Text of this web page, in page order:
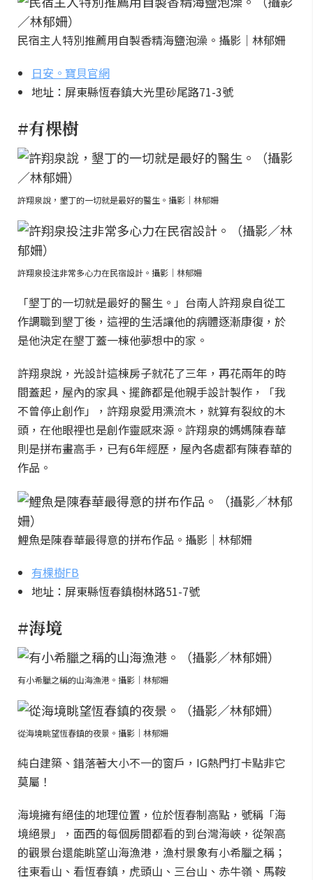
民宿主人特別推薦用自製香精海鹽泡澡。攝影｜林郁姍
日安。寶貝官網
地址：屏東縣恆春鎮大光里砂尾路71-3號
#有棵樹
許翔泉說，墾丁的一切就是最好的醫生。攝影｜林郁姍
許翔泉投注非常多心力在民宿設計。攝影｜林郁姍
「墾丁的一切就是最好的醫生。」台南人許翔泉自從工
作調職到墾丁後，這裡的生活讓他的病體逐漸康復，於
是他決定在墾丁蓋一棟他夢想中的家。
許翔泉說，光設計這棟房子就花了三年，再花兩年的時
間蓋起，屋內的家具、擺飾都是他親手設計製作，「我
不曾停止創作」，許翔泉愛用漂流木，就算有裂紋的木
頭，在他眼裡也是創作靈感來源。許翔泉的媽媽陳春華
則是拼布畫高手，已有6年經歷，屋內各處都有陳春華的
作品。
鯉魚是陳春華最得意的拼布作品。攝影｜林郁姍
有棵樹FB
地址：屏東縣恆春鎮樹林路51-7號
#海境
有小希臘之稱的山海漁港。攝影｜林郁姍
從海境眺望恆春鎮的夜景。攝影｜林郁姍
純白建築、錯落著大小不一的窗戶，IG熱門打卡點非它
莫屬！
海境擁有絕佳的地理位置，位於恆春制高點，號稱「海
境絕景」，面西的每個房間都看的到台灣海峽，從架高
的觀景台還能眺望山海漁港，漁村景象有小希臘之稱；
往東看山、看恆春鎮，虎頭山、三台山、赤牛嶺、馬鞍